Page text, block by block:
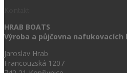
HRAB BOATS
Výroba a půjčovna nafukovacích
Jaroslav Hrab
Francouzská 1207